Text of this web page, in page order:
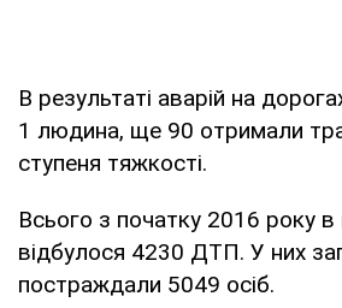
В результаті аварій на
1 людина, ще 90 отримали
ступеня тяжкості.
Всього з початку 2016 року в
відбулося 4230 ДТП. У них
постраждали 5049 осіб.